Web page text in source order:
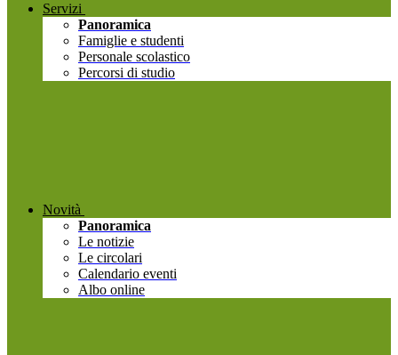
Servizi
Panoramica
Famiglie e studenti
Personale scolastico
Percorsi di studio
Novità
Panoramica
Le notizie
Le circolari
Calendario eventi
Albo online